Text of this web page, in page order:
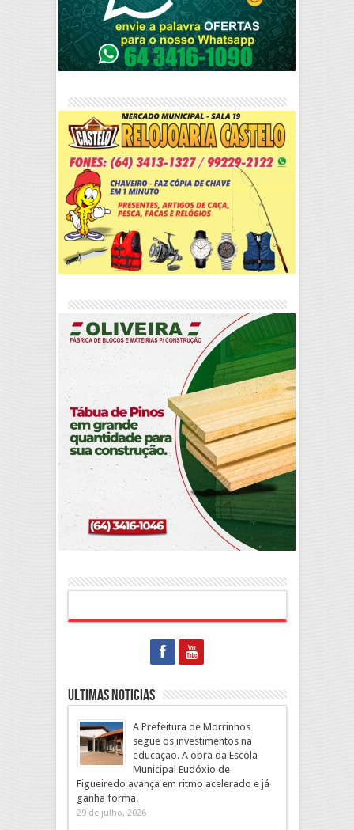
Ultimas Noticias
A Prefeitura de Morrinhos
segue os investimentos na
educação. A obra da Escola
Municipal Eudóxio de
Figueiredo avança em ritmo acelerado e já
ganha forma.
29 de julho, 2026